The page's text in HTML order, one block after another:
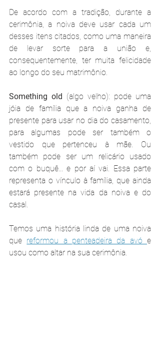
De acordo com a tradição, durante a
cerimônia, a noiva deve usar cada um
desses itens citados, como uma maneira
de levar sorte para a união e,
consequentemente, ter muita felicidade
ao longo do seu matrimônio.
Something old (algo velho): pode uma
jóia de família que a noiva ganha de
presente para usar no dia do casamento,
para algumas pode ser também o
vestido que pertenceu à mãe. Ou
também pode ser um relicário usado
com o buquê... e por aí vai. Essa parte
representa o vínculo à família, que ainda
estará presente na vida da noiva e do
casal.
Temos uma história linda de uma noiva
que reformou a penteadeira da avó e
usou como altar na sua cerimônia.